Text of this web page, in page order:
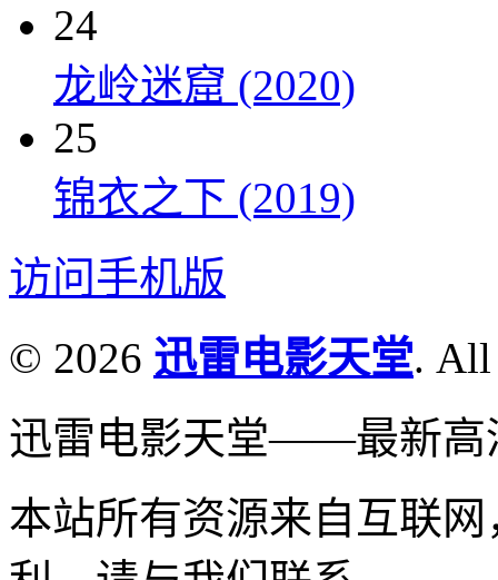
24
龙岭迷窟 (2020)
25
锦衣之下 (2019)
访问手机版
© 2026 迅雷电影天堂. All
迅雷电影天堂——最新高
本站所有资源来自互联